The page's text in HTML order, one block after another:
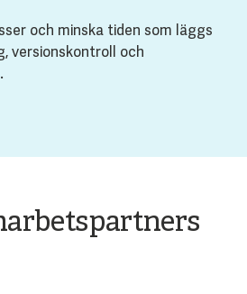
och minska tiden som läggs
versionskontroll och